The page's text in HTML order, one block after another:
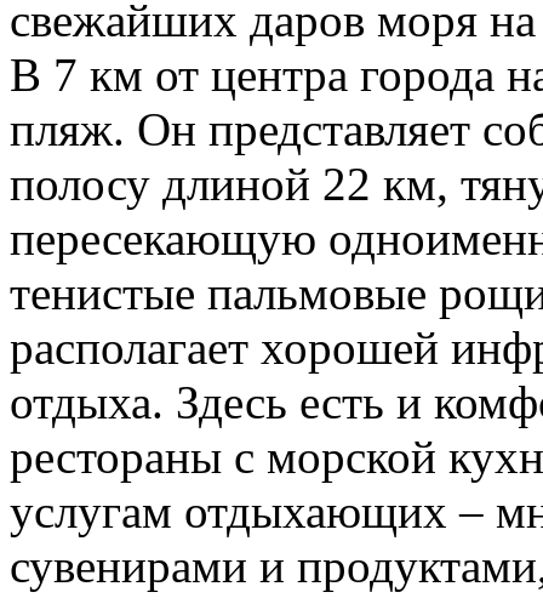
свежайших даров моря
В 7 км от центра города
пляж. Он представляет
полосу длиной 22 км,
пересекающую
тенистые пальмовые
располагает хорошей
отдыха. Здесь есть и
рестораны с морской
услугам отдыхающих –
сувенирами и